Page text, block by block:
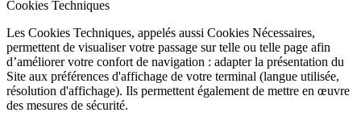
Cookies Techniques
Les Cookies Techniques, appelés aussi Cookies Nécessaires,
permettent de visualiser votre passage sur telle ou telle page afin
d’améliorer votre confort de navigation : adapter la présentation du
Site aux préférences d'affichage de votre terminal (langue utilisée,
résolution d'affichage). Ils permettent également de mettre en œuvre
des mesures de sécurité.